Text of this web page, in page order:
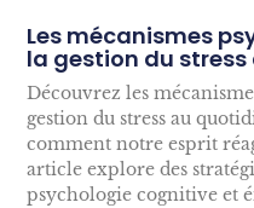
Les mécanismes
la gestion du
Découvrez les
gestion du stress au
comment notre esprit
article explore des
psychologie cognitive et